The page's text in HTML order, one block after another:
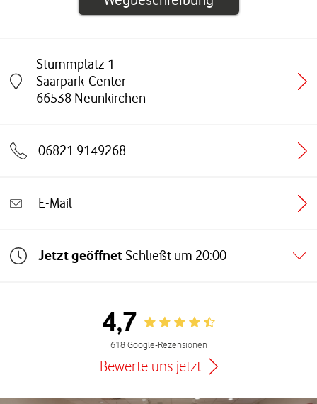
Stummplatz 1
Saarpark-Center
66538 Neunkirchen
Link öffnet in einem neuen Tab
06821 9149268
E-Mail
Jetzt geöffnet Schließt um 20:00
4,7 Rating 4.7
618 Google-Rezensionen
Bewerte uns jetzt